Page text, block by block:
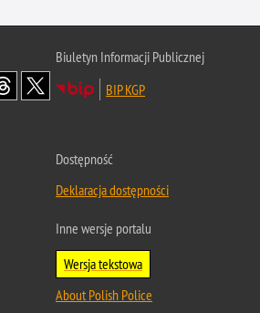
Biuletyn Informacji Publicznej
BIP KGP
Dostępność
Deklaracja dostępności
Inne wersje portalu
Wersja tekstowa
About Polish Police